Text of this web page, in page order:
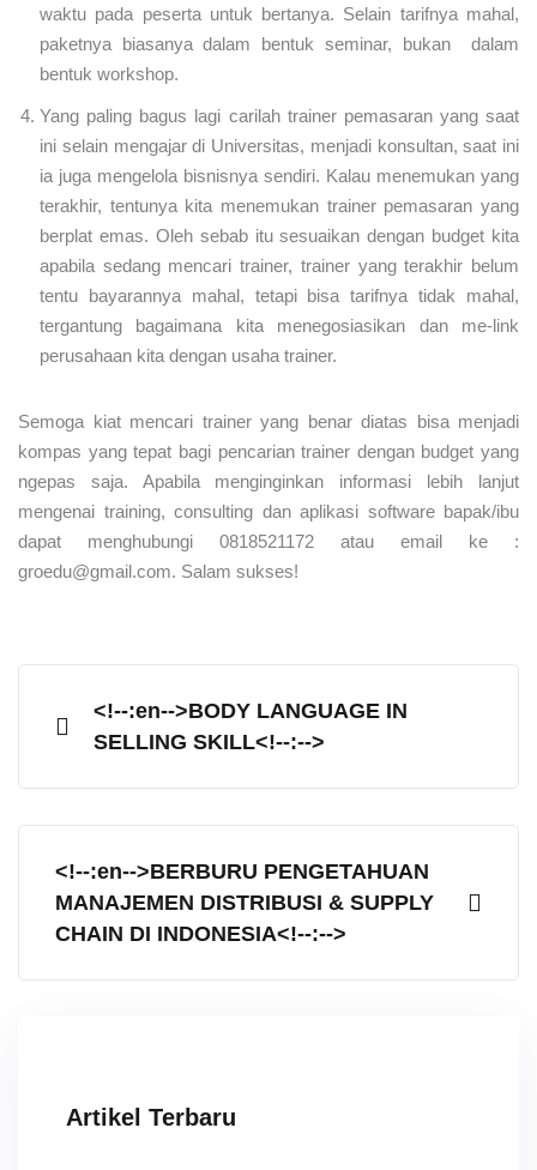
waktu pada peserta untuk bertanya. Selain tarifnya mahal,
paketnya biasanya dalam bentuk seminar, bukan dalam
bentuk workshop.
Yang paling bagus lagi carilah trainer pemasaran yang saat
ini selain mengajar di Universitas, menjadi konsultan, saat ini
ia juga mengelola bisnisnya sendiri. Kalau menemukan yang
terakhir, tentunya kita menemukan trainer pemasaran yang
berplat emas. Oleh sebab itu sesuaikan dengan budget kita
apabila sedang mencari trainer, trainer yang terakhir belum
tentu bayarannya mahal, tetapi bisa tarifnya tidak mahal,
tergantung bagaimana kita menegosiasikan dan me-link
perusahaan kita dengan usaha trainer.
Semoga kiat mencari trainer yang benar diatas bisa menjadi
kompas yang tepat bagi pencarian trainer dengan budget yang
ngepas saja. Apabila menginginkan informasi lebih lanjut
mengenai training, consulting dan aplikasi software bapak/ibu
dapat menghubungi 0818521172 atau email ke :
groedu@gmail.com. Salam sukses!
<!--:en-->BODY LANGUAGE IN
SELLING SKILL<!--:-->
<!--:en-->BERBURU PENGETAHUAN
MANAJEMEN DISTRIBUSI & SUPPLY
CHAIN DI INDONESIA<!--:-->
Artikel Terbaru